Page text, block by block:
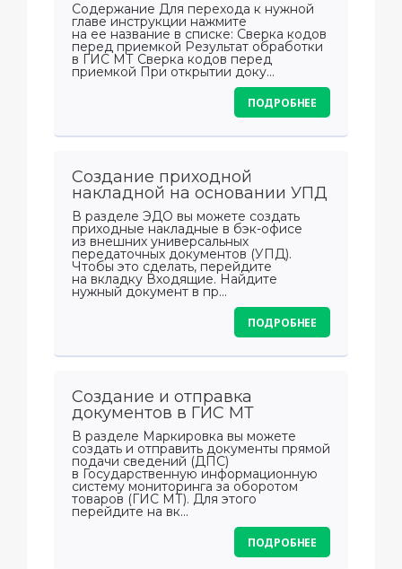
Содержание Для перехода к нужной
главе инструкции нажмите
на ее название в списке: Сверка кодов
перед приемкой Результат обработки
в ГИС МТ Сверка кодов перед
приемкой При открытии доку...
ПОДРОБНЕЕ
Создание приходной
накладной на основании УПД
В разделе ЭДО вы можете создать
приходные накладные в бэк-офисе
из внешних универсальных
передаточных документов (УПД).
Чтобы это сделать, перейдите
на вкладку Входящие. Найдите
нужный документ в пр...
ПОДРОБНЕЕ
Создание и отправка
документов в ГИС МТ
В разделе Маркировка вы можете
создать и отправить документы прямой
подачи сведений (ДПС)
в Государственную информационную
систему мониторинга за оборотом
товаров (ГИС МТ). Для этого
перейдите на вк...
ПОДРОБНЕЕ